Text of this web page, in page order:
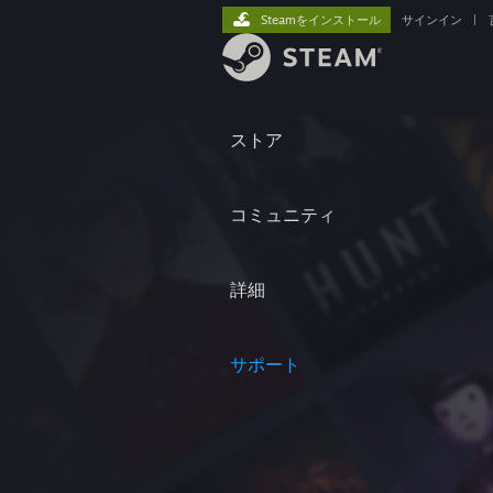
ストア
コミュニティ
詳細
サポート
Steamをインストール サインイン